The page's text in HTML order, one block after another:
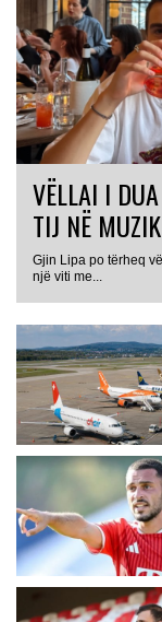
VËLLAI I
TIJ NË
Gjin Lipa po tërheq
një viti me...
GJERMANI
ZVICËR